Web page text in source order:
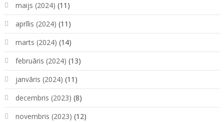
maijs (2024) (11)
aprīlis (2024) (11)
marts (2024) (14)
februāris (2024) (13)
janvāris (2024) (11)
decembris (2023) (8)
novembris (2023) (12)